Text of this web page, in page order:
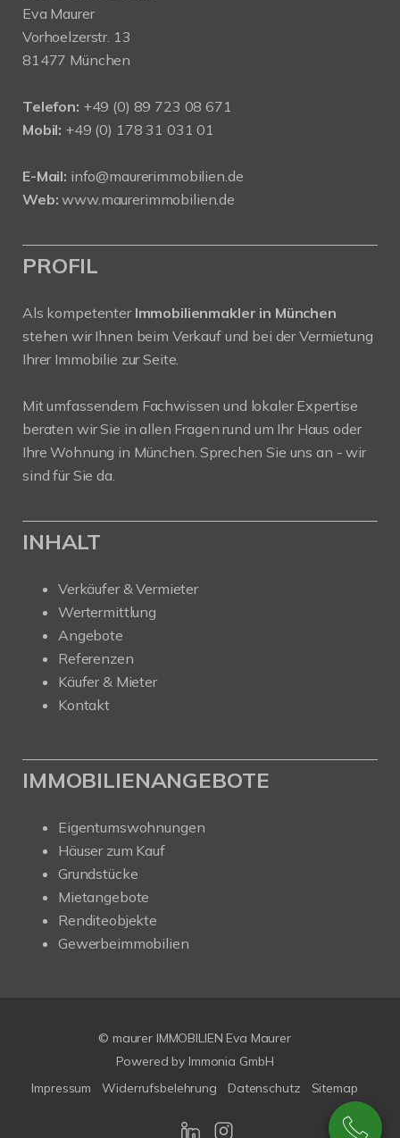
Eva Maurer
Vorhoelzerstr. 13
81477 München
Telefon: +49 (0) 89 723 08 671
Mobil: +49 (0) 178 31 031 01
E-Mail: info@maurerimmobilien.de
Web: www.maurerimmobilien.de
PROFIL
Als kompetenter Immobilienmakler in München
stehen wir Ihnen beim Verkauf und bei der Vermietung
Ihrer Immobilie zur Seite.
Mit umfassendem Fachwissen und lokaler Expertise
beraten wir Sie in allen Fragen rund um Ihr Haus oder
Ihre Wohnung in München. Sprechen Sie uns an - wir
sind für Sie da.
INHALT
Verkäufer & Vermieter
Wertermittlung
Angebote
Referenzen
Käufer & Mieter
Kontakt
IMMOBILIENANGEBOTE
Eigentumswohnungen
Häuser zum Kauf
Grundstücke
Mietangebote
Renditeobjekte
Gewerbeimmobilien
© maurer IMMOBILIEN Eva Maurer
Powered by Immonia GmbH
Impressum
Widerrufsbelehrung Datenschutz Sitemap